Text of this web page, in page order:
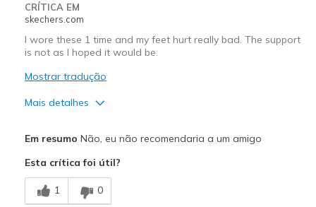
Travel
Width
Feels true to width
View On Shoes
CRÍTICA EM
skechers.com
I wore these 1 time and my feet hurt really bad. The support
is not as I hoped it would be.
Mostrar tradução
Mais detalhes
Contras
Poor Cushioning
Em resumo Não, eu não recomendaria a um amigo
Esta crítica foi útil?
1 0